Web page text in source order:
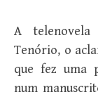
A
Tenório, o
que fez uma
num